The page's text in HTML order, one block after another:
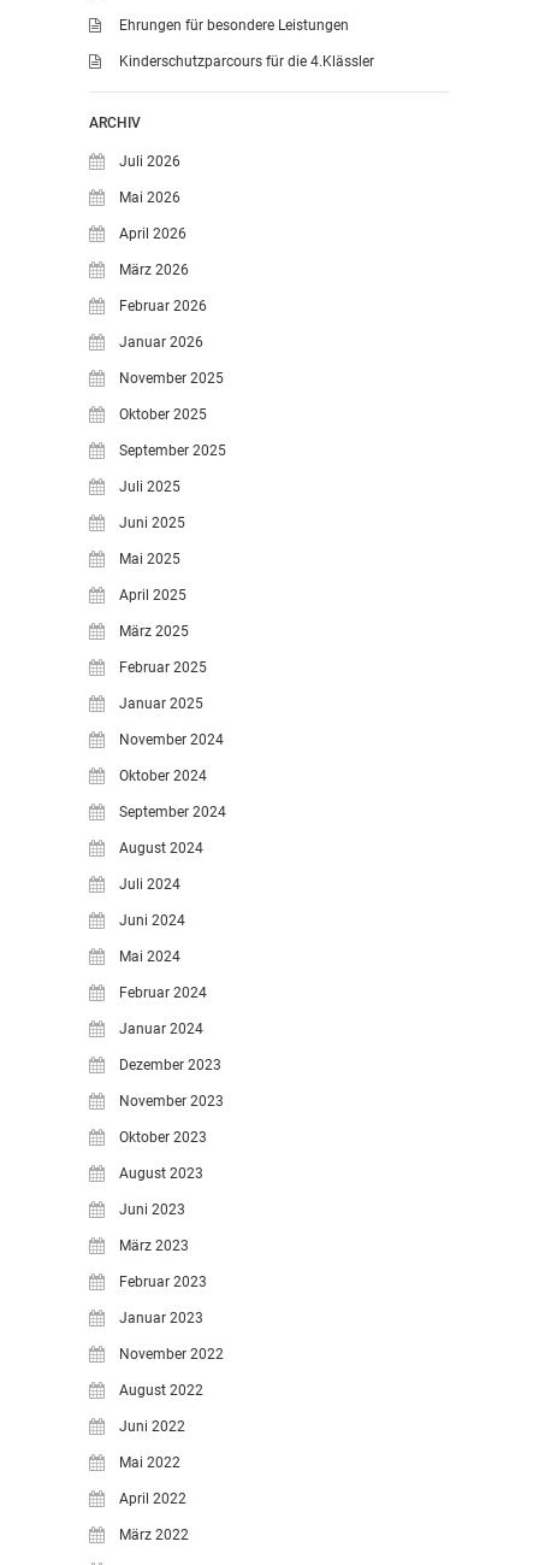
Ehrungen für besondere Leistungen
Kinderschutzparcours für die 4.Klässler
ARCHIV
Juli 2026
Mai 2026
April 2026
März 2026
Februar 2026
Januar 2026
November 2025
Oktober 2025
September 2025
Juli 2025
Juni 2025
Mai 2025
April 2025
März 2025
Februar 2025
Januar 2025
November 2024
Oktober 2024
September 2024
August 2024
Juli 2024
Juni 2024
Mai 2024
Februar 2024
Januar 2024
Dezember 2023
November 2023
Oktober 2023
August 2023
Juni 2023
März 2023
Februar 2023
Januar 2023
November 2022
August 2022
Juni 2022
Mai 2022
April 2022
März 2022